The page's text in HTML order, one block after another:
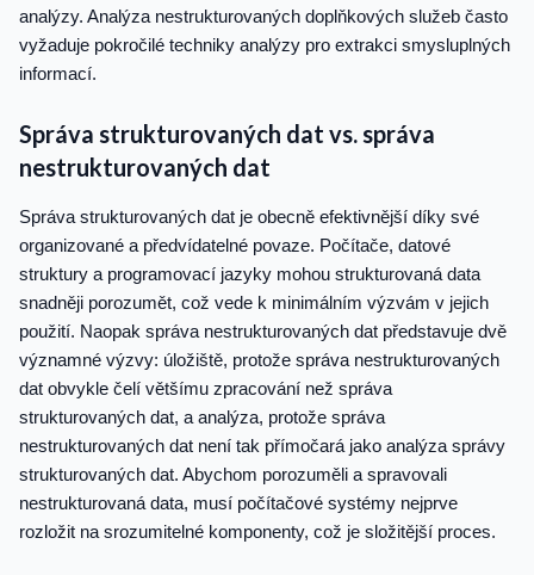
analýzy. Analýza nestrukturovaných doplňkových služeb často
vyžaduje pokročilé techniky analýzy pro extrakci smysluplných
informací.
Správa strukturovaných dat vs. správa
nestrukturovaných dat
Správa strukturovaných dat je obecně efektivnější díky své
organizované a předvídatelné povaze. Počítače, datové
struktury a programovací jazyky mohou strukturovaná data
snadněji porozumět, což vede k minimálním výzvám v jejich
použití. Naopak správa nestrukturovaných dat představuje dvě
významné výzvy: úložiště, protože správa nestrukturovaných
dat obvykle čelí většímu zpracování než správa
strukturovaných dat, a analýza, protože správa
nestrukturovaných dat není tak přímočará jako analýza správy
strukturovaných dat. Abychom porozuměli a spravovali
nestrukturovaná data, musí počítačové systémy nejprve
rozložit na srozumitelné komponenty, což je složitější proces.